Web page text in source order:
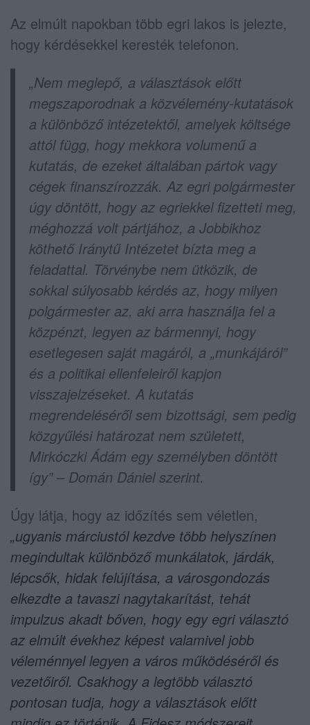
Az elmúlt napokban több egri lakos is jelezte,
hogy kérdésekkel keresték telefonon.
„Nem meglepő, a választások előtt
megszaporodnak a közvélemény-kutatások
a különböző intézetektől, amelyek költsége
attól függ, hogy mekkora volumenű a
kutatás, de ezeket általában pártok vagy
cégek finanszírozzák. Az egri polgármester
úgy döntött, hogy az egriekkel fizetteti meg,
méghozzá volt pártjához, a Jobbikhoz
köthető Iránytű Intézetet bízta meg a
feladattal. Törvénybe nem ütközik, de
sokkal súlyosabb kérdés az, hogy milyen
polgármester az, aki arra használja fel a
közpénzt, legyen az bármennyi, hogy
esetlegesen saját magáról, a „munkájáról”
és a politikai ellenfeleiről kapjon
visszajelzéseket. A kutatás
megrendeléséről sem bizottsági, sem pedig
közgyűlési határozat nem született,
Mirkóczki Ádám egy személyben döntött
így” – Domán Dániel szerint.
Úgy látja, hogy az időzítés sem véletlen,
„ugyanis márciustól kezdve több helyszínen
megindultak különböző munkálatok, járdák,
lépcsők, hidak felújítása, a városgondozás
elkezdte a tavaszi nagytakarítást, tehát
impulzus akadt bőven, hogy egy egri választó
az elmúlt évekhez képest valamivel jobb
véleménnyel legyen a város működéséről és
vezetőiről. Csakhogy a legtöbb választó
pontosan tudja, hogy a választások előtt